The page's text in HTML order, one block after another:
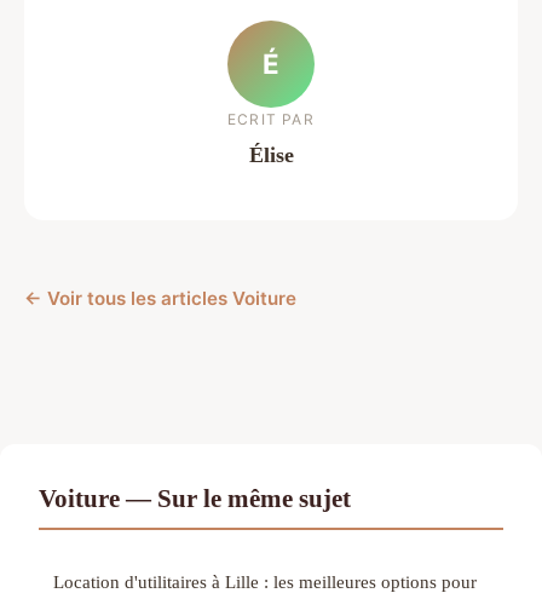
É
ECRIT PAR
Élise
← Voir tous les articles Voiture
Voiture — Sur le même sujet
Location d'utilitaires à Lille : les meilleures options pour